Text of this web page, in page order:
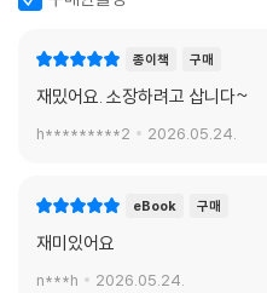
종이책 구매
재밌어요. 소장하려고 삽니다~
h*********2 2026.05.24.
eBook 구매
재미있어요
n***h 2026.05.24.